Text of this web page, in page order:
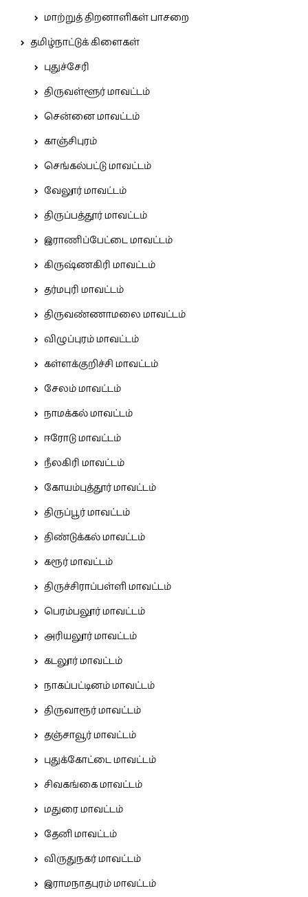
மாற்றுத் திறனாளிகள் பாசறை
தமிழ்நாட்டுக் கிளைகள்
புதுச்சேரி
திருவள்ளூர் மாவட்டம்
சென்னை மாவட்டம்
காஞ்சிபுரம்
செங்கல்பட்டு மாவட்டம்
வேலூர் மாவட்டம்
திருப்பத்தூர் மாவட்டம்
இராணிப்பேட்டை மாவட்டம்
கிருஷ்ணகிரி மாவட்டம்
தர்மபுரி மாவட்டம்
திருவண்ணாமலை மாவட்டம்
விழுப்புரம் மாவட்டம்
கள்ளக்குறிச்சி மாவட்டம்
சேலம் மாவட்டம்
நாமக்கல் மாவட்டம்
ஈரோடு மாவட்டம்
நீலகிரி மாவட்டம்
கோயம்புத்தூர் மாவட்டம்
திருப்பூர் மாவட்டம்
திண்டுக்கல் மாவட்டம்
கரூர் மாவட்டம்
திருச்சிராப்பள்ளி மாவட்டம்
பெரம்பலூர் மாவட்டம்
அரியலூர் மாவட்டம்
கடலூர் மாவட்டம்
நாகப்பட்டினம் மாவட்டம்
திருவாரூர் மாவட்டம்
தஞ்சாவூர் மாவட்டம்
புதுக்கோட்டை மாவட்டம்
சிவகங்கை மாவட்டம்
மதுரை மாவட்டம்
தேனி மாவட்டம்
விருதுநகர் மாவட்டம்
இராமநாதபுரம் மாவட்டம்